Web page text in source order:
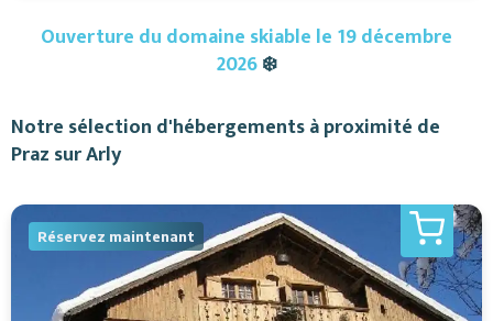
Ouverture du domaine skiable le 19 décembre
2026❄️
Notre sélection d'hébergements à proximité de
Praz sur Arly
Réservez maintenant